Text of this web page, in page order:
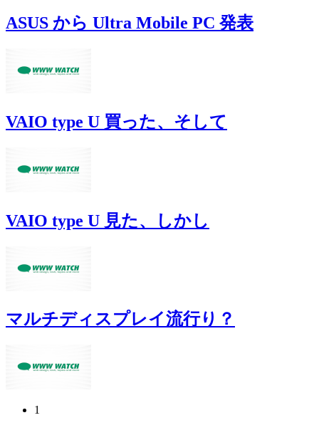
ASUS から Ultra Mobile PC 発表
VAIO type U 買った、そして
VAIO type U 見た、しかし
マルチディスプレイ流行り？
1